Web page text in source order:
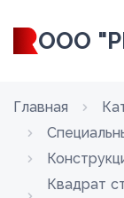
ООО
Главная
Квадрат